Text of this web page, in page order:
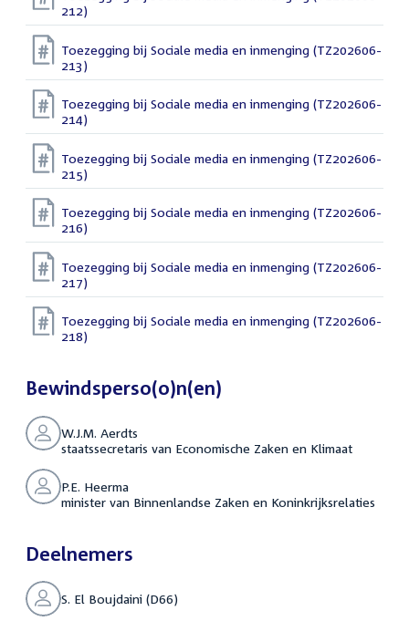
212)
Toezegging bij Sociale media en inmenging (TZ202606-
213)
Toezegging bij Sociale media en inmenging (TZ202606-
214)
Toezegging bij Sociale media en inmenging (TZ202606-
215)
Toezegging bij Sociale media en inmenging (TZ202606-
216)
Toezegging bij Sociale media en inmenging (TZ202606-
217)
Toezegging bij Sociale media en inmenging (TZ202606-
218)
Bewindsperso(o)n(en)
W.J.M. Aerdts
staatssecretaris van Economische Zaken en Klimaat
P.E. Heerma
minister van Binnenlandse Zaken en Koninkrijksrelaties
Deelnemers
S. El Boujdaini (D66)